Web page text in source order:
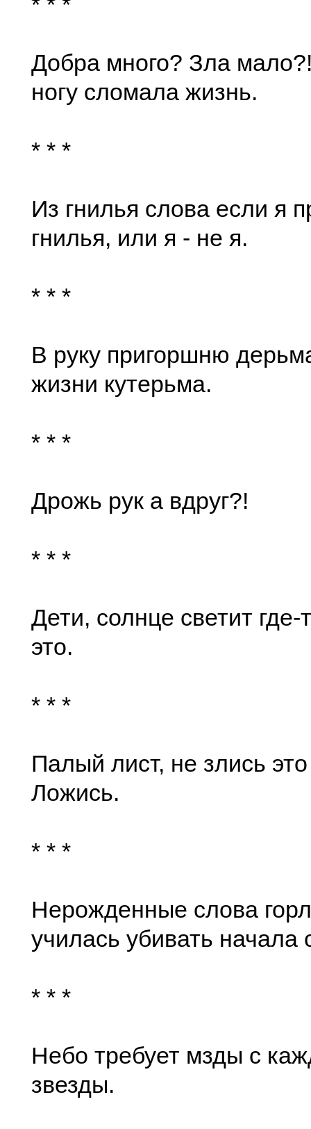
Добра много? Зла
ногу сломала жизнь.
* * *
Из гнилья слова если я
гнилья, или я - не я.
* * *
В руку пригоршню
жизни кутерьма.
* * *
Дрожь рук а вдруг?!
* * *
Дети, солнце светит
это.
* * *
Палый лист, не злись
Ложись.
* * *
Нерожденные слова
училась убивать начала
* * *
Небо требует мзды с
звезды.